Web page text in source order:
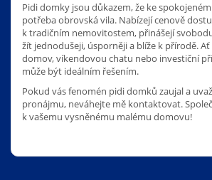
Pidi domky jsou důkazem, že ke
potřeba obrovská vila. Nabízejí cenově
k tradičním nemovitostem, přinášejí
žít jednodušeji, úsporněji a blíže k přírodě.
domov, víkendovou chatu nebo investiční
může být ideálním řešením.
Pokud vás fenomén pidi domků zaujal a
pronájmu, neváhejte mě kontaktovat.
k vašemu vysněnému malému domovu!